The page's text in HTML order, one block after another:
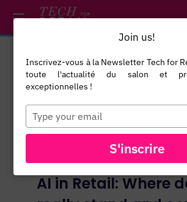
AI in Retail: Where
*/
Join us!
Inscrivez-vous à la Newsletter Tech for
toute l'actualité du salon et
exceptionnelles !
Type
your
email
S'inscrire